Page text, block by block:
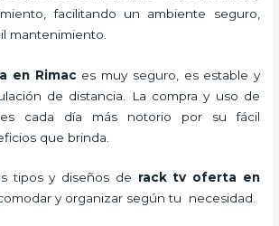
facilitando un ambiente seguro,
mantenimiento.
en Rimac es muy seguro, es estable y
de distancia. La compra y uso de
cada día más notorio por su fácil
que brinda.
tipos y diseños de rack tv oferta en
y organizar según tu necesidad.